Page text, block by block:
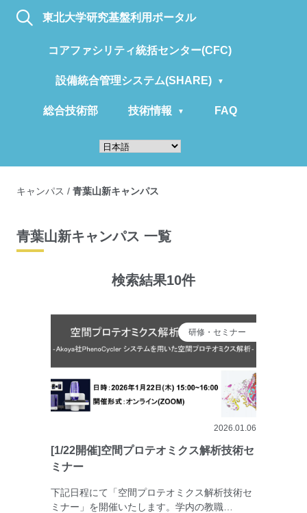
東北大学研究基盤利用ポータル
コアファシリティ統括センター(CFC)
設備統合管理システム(SHARE)
総合技術部 技術情報 FAQ
キャンパス / 青葉山新キャンパス
青葉山新キャンパス 一覧
検索結果10件
研修・セミナー
2026.01.06
[1/22開催]空間プロテオミクス解析技術セ
ミナー
下記日程にて「空間プロテオミクス解析技術セ
ミナー」を開催いたします。学内の教職…